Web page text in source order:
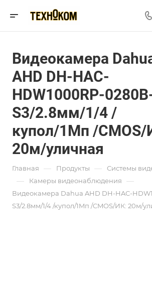
Видеокамера
AHD DH-HAC-
HDW1000RP-
S3/2.8мм/1/4 /
купол/1Mп /
20м/уличная
Главная — Продукты — Системы
— Камеры видеонаблюдения —
Видеокамера Dahua AHD DH-HAC-
S3/2.8мм/1/4 /купол/1Mп /CMOS/ИК: 20м/